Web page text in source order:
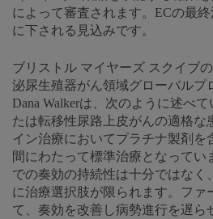
によって審査されます。ECの最
に下される見込みです。
ブリストル マイヤーズ スクイブ
泌尿生殖器がん領域グローバルプ
Dana Walkerは、次のように述べ
たは転移性尿路上皮がんの適格な
イン治療においてプラチナ製剤を
間にわたって標準治療となってい
での奏効の持続性は十分ではなく
に治療選択肢が限られます。ファ
て、奏効を改善し病勢進行を遅ら